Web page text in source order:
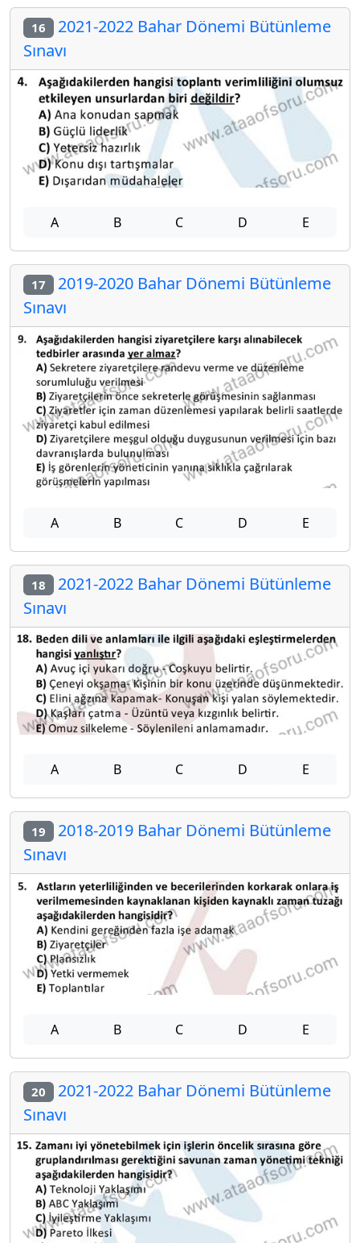
16 2021-2022 Bahar Dönemi Bütünleme
Sınavı
A B C D E
17 2019-2020 Bahar Dönemi Bütünleme
Sınavı
A B C D E
18 2021-2022 Bahar Dönemi Bütünleme
Sınavı
A B C D E
19 2018-2019 Bahar Dönemi Bütünleme
Sınavı
A B C D E
20 2021-2022 Bahar Dönemi Bütünleme
Sınavı